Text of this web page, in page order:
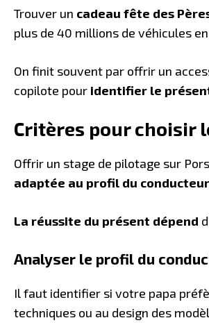
Trouver un cadeau fête des
plus de 40 millions de véhicules
On finit souvent par offrir un
copilote pour identifier le
Critères pour choisir
Offrir un stage de pilotage sur
adaptée au profil du conducteur
La réussite du présent dépend
Analyser le profil du
Il faut identifier si votre papa
techniques ou au design des